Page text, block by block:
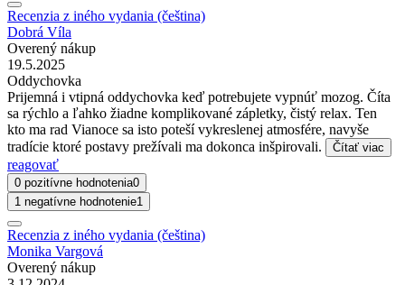
Recenzia z iného vydania (čeština)
Dobrá Víla
Overený nákup
19.5.2025
Oddychovka
Prijemná i vtipná oddychovka keď potrebujete vypnúť mozog. Číta
sa rýchlo a ľahko žiadne komplikované zápletky, čistý relax. Ten
kto ma rad Vianoce sa isto poteší vykreslenej atmosfére, navyše
tradície ktoré postavy prežívali ma dokonca inšpirovali.
Čítať viac
reagovať
0 pozitívne hodnotenia0
1 negatívne hodnotenie1
Recenzia z iného vydania (čeština)
Monika Vargová
Overený nákup